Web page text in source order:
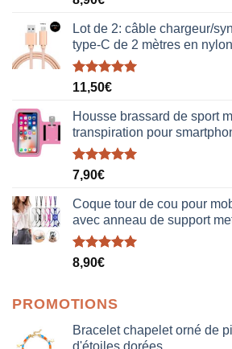
Lot de 2: câble chargeur/
type-C de 2 mètres en
Note5.00
11,50€
Housse brassard de sport
transpiration pour
Note5.00
7,90€
Coque tour de cou pour
avec anneau de support
Note5.00
8,90€
PROMOTIONS
Bracelet chapelet orné de